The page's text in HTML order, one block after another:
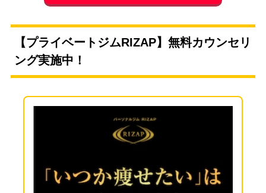
【プライベートジムRIZAP】無料カウンセリ
ング実施中！